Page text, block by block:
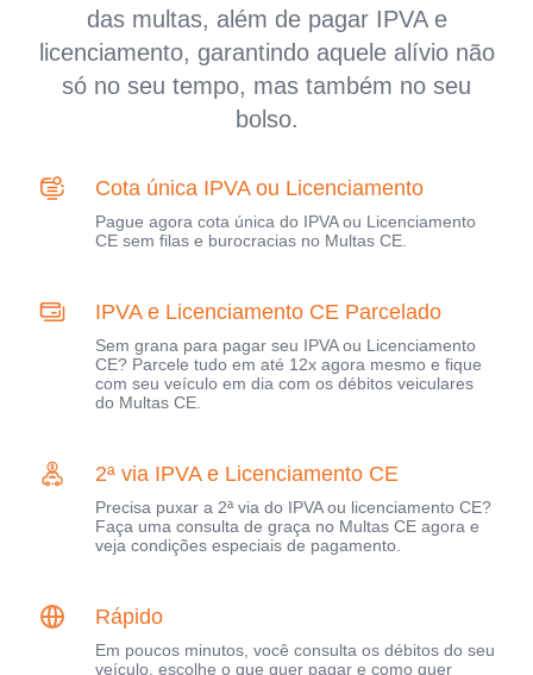
das multas, além de pagar IPVA e
licenciamento, garantindo aquele alívio não
só no seu tempo, mas também no seu
bolso.
Cota única IPVA ou Licenciamento
Pague agora cota única do IPVA ou Licenciamento
CE sem filas e burocracias no Multas CE.
IPVA e Licenciamento CE Parcelado
Sem grana para pagar seu IPVA ou Licenciamento
CE? Parcele tudo em até 12x agora mesmo e fique
com seu veículo em dia com os débitos veiculares
do Multas CE.
2ª via IPVA e Licenciamento CE
Precisa puxar a 2ª via do IPVA ou licenciamento CE?
Faça uma consulta de graça no Multas CE agora e
veja condições especiais de pagamento.
Rápido
Em poucos minutos, você consulta os débitos do seu
veículo, escolhe o que quer pagar e como quer